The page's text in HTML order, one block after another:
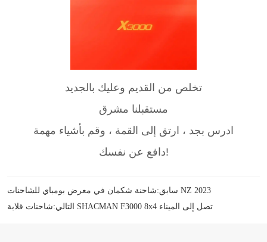
سابق: شاحنة شكمان في معرض بومباي للشاحنات NZ 2023
التالي:
شاحنات قلابة SHACMAN F3000 8x4 تصل إلى الميناء